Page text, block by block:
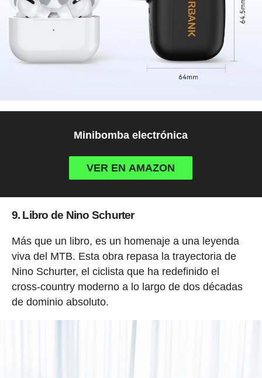
Minibomba electrónica
VER EN AMAZON
9. Libro de Nino Schurter
Más que un libro, es un homenaje a una leyenda
viva del MTB. Esta obra repasa la trayectoria de
Nino Schurter, el ciclista que ha redefinido el
cross-country moderno a lo largo de dos décadas
de dominio absoluto.